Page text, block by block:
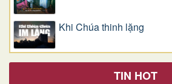
Khi Chúa thinh lặng
TIN HOT